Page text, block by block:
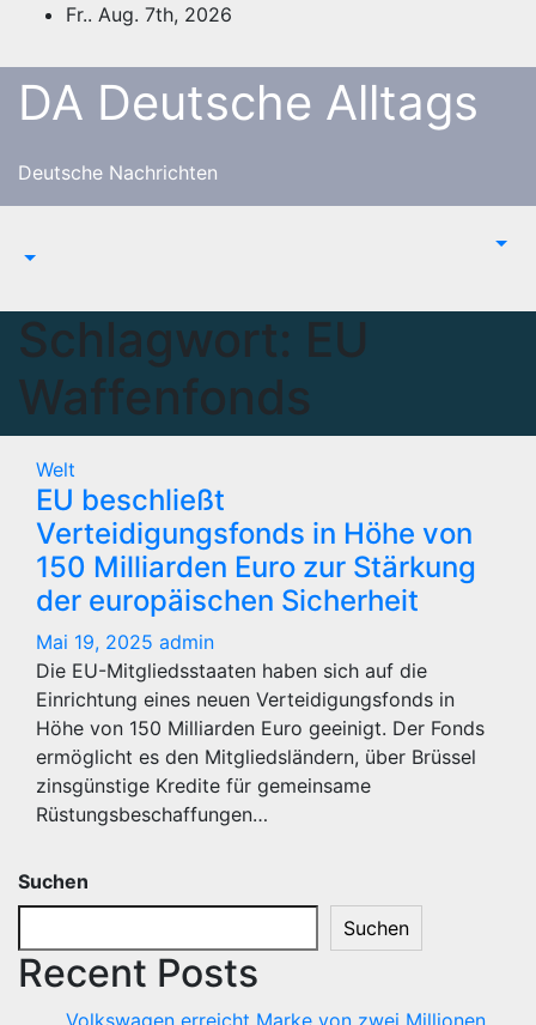
springen
Fr.. Aug. 7th, 2026
DA Deutsche Alltags
Deutsche Nachrichten
Schlagwort: EU
Waffenfonds
Welt
EU beschließt
Verteidigungsfonds in Höhe von
150 Milliarden Euro zur Stärkung
der europäischen Sicherheit
Mai 19, 2025 admin
Die EU-Mitgliedsstaaten haben sich auf die
Einrichtung eines neuen Verteidigungsfonds in
Höhe von 150 Milliarden Euro geeinigt. Der Fonds
ermöglicht es den Mitgliedsländern, über Brüssel
zinsgünstige Kredite für gemeinsame
Rüstungsbeschaffungen…
Suchen
Suchen
Recent Posts
Volkswagen erreicht Marke von zwei Millionen